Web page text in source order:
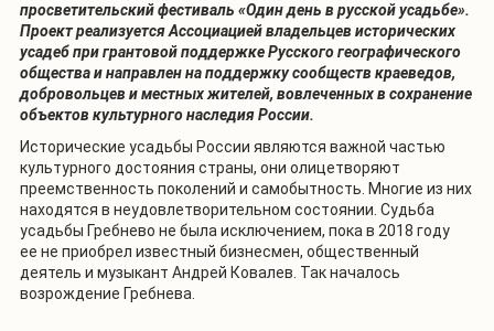
просветительский фестиваль «Один день в русской усадьбе».
Проект реализуется Ассоциацией владельцев исторических
усадеб при грантовой поддержке Русского географического
общества и направлен на поддержку сообществ краеведов,
добровольцев и местных жителей, вовлеченных в сохранение
объектов культурного наследия России.
Исторические усадьбы России являются важной частью
культурного достояния страны, они олицетворяют
преемственность поколений и самобытность. Многие из них
находятся в неудовлетворительном состоянии. Судьба
усадьбы Гребнево не была исключением, пока в 2018 году
ее не приобрел известный бизнесмен, общественный
деятель и музыкант Андрей Ковалев. Так началось
возрождение Гребнева.